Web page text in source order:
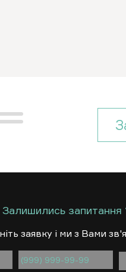
Залишились запитання
заявку i ми з Вами